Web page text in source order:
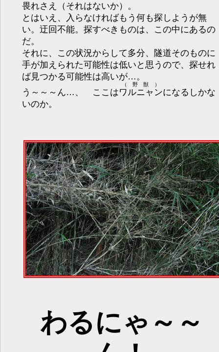
畏れさえ（それはないか）。
とはいえ、入らなければもう何も探しようが無
い。迂回不能。探すべきものは、この中にあるの
だ。
それに、この状況からして多分、隧道そのものに
手が加えられた可能性は低いと思うので、探せれ
ば見つかる可能性は高いが…。
う～～～ん…、 ここはワルニャン
（野獣）
になるしかな
いのか。
わるにゃ～～